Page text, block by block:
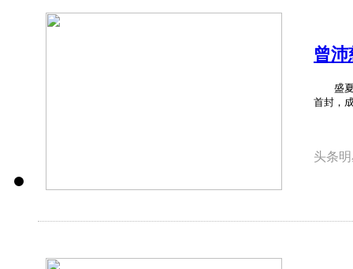
曾
盛夏
首封，
头条